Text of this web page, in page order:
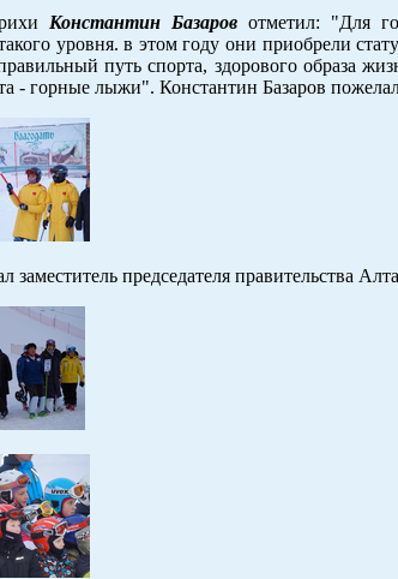
Константин Базаров отметил: "Для
уровня. в этом году они приобрели
путь спорта, здорового образа
- горные лыжи". Константин Базаров
председателя правительства